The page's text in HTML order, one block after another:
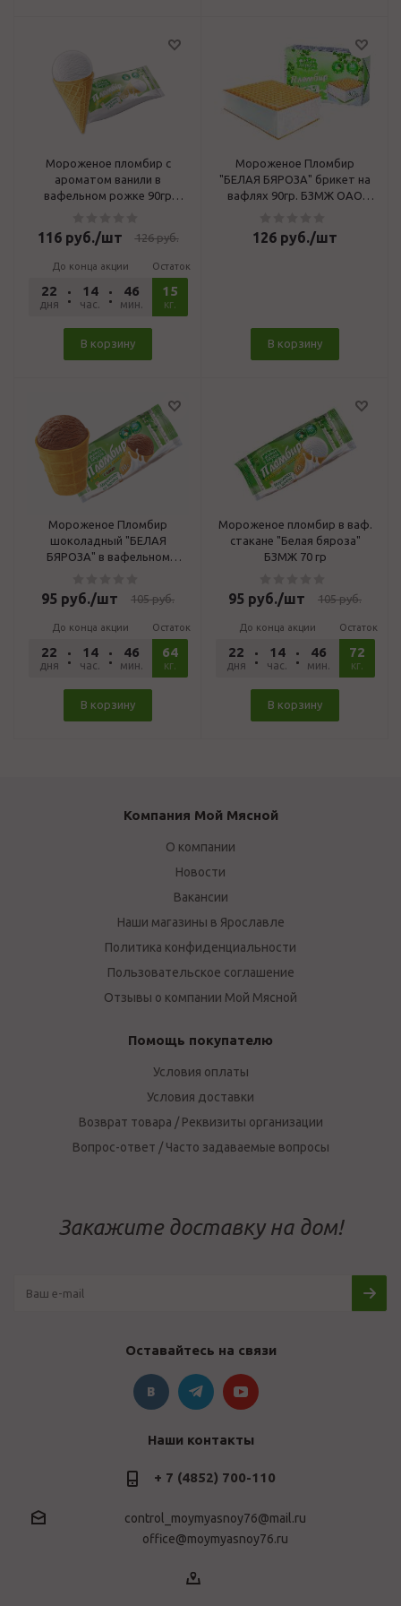
Мороженое пломбир с
ароматом ванили в
вафельном рожке 90гр
116руб./шт 126руб.
До конца акции
22
дня
14
час.
46
мин.
52
сек.
Остаток
15
кг.
В корзину
Мороженое Пломбир
"БЕЛАЯ БЯРОЗА" брикет на
вафлях 90гр. БЗМЖ ОАО
126 руб./шт
В корзину
Мороженое Пломбир
шоколадный "БЕЛАЯ
БЯРОЗА" в вафельном
ХЛАДОКОМБИНАТ"
95 руб./шт 105руб.
До конца акции
22
дня
14
час.
46
мин.
52
сек.
Остаток
64
кг.
В корзину
Мороженое пломбир в ваф.
стакане "Белая бяроза"
БЗМЖ 70 гр
95 руб./шт 105руб.
До конца акции
22
дня
14
час.
46
мин.
52
сек.
Остаток
72
кг.
В корзину
Компания Мой Мясной
О компании
Новости
Вакансии
Наши магазины в Ярославле
Политика конфиденциальности
Пользовательское соглашение
Отзывы о компании Мой Мясной
Помощь покупателю
Условия оплаты
Условия доставки
Возврат товара / Реквизиты организации
Вопрос-ответ / Часто задаваемые вопросы
Закажите доставку на дом!
Оставайтесь на связи
Наши контакты
+ 7 (4852) 700-110
control_moymyasnoy76@mail.ru
office@moymyasnoy76.ru